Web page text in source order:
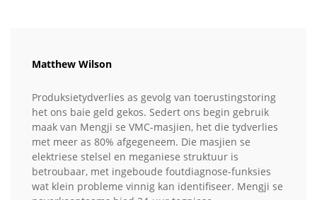
Matthew Wilson
Produksietydverlies as gevolg van toerustingstoring
het ons baie geld gekos. Sedert ons begin gebruik
maak van Mengji se VMC-masjien, het die tydverlies
met meer as 80% afgegeneem. Die masjien se
elektriese stelsel en meganiese struktuur is
betroubaar, met ingeboude foutdiagnose-funksies
wat klein probleme vinnig kan identifiseer. Mengji se